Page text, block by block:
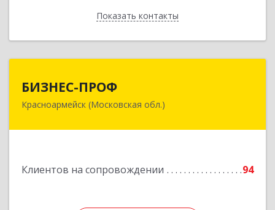
Показать контакты
Назад
БИЗНЕС-ПРОФ
Красноармейск (Московская обл.)
Клиентов на сопровождении 94
141290, Московская обл, Красноармейск г,